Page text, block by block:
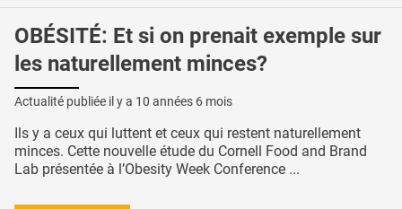
OBÉSITÉ: Et si on prenait exemple sur
les naturellement minces?
Actualité publiée il y a 10 années 6 mois
Ils y a ceux qui luttent et ceux qui restent naturellement
minces. Cette nouvelle étude du Cornell Food and Brand
Lab présentée à l’Obesity Week Conference ...